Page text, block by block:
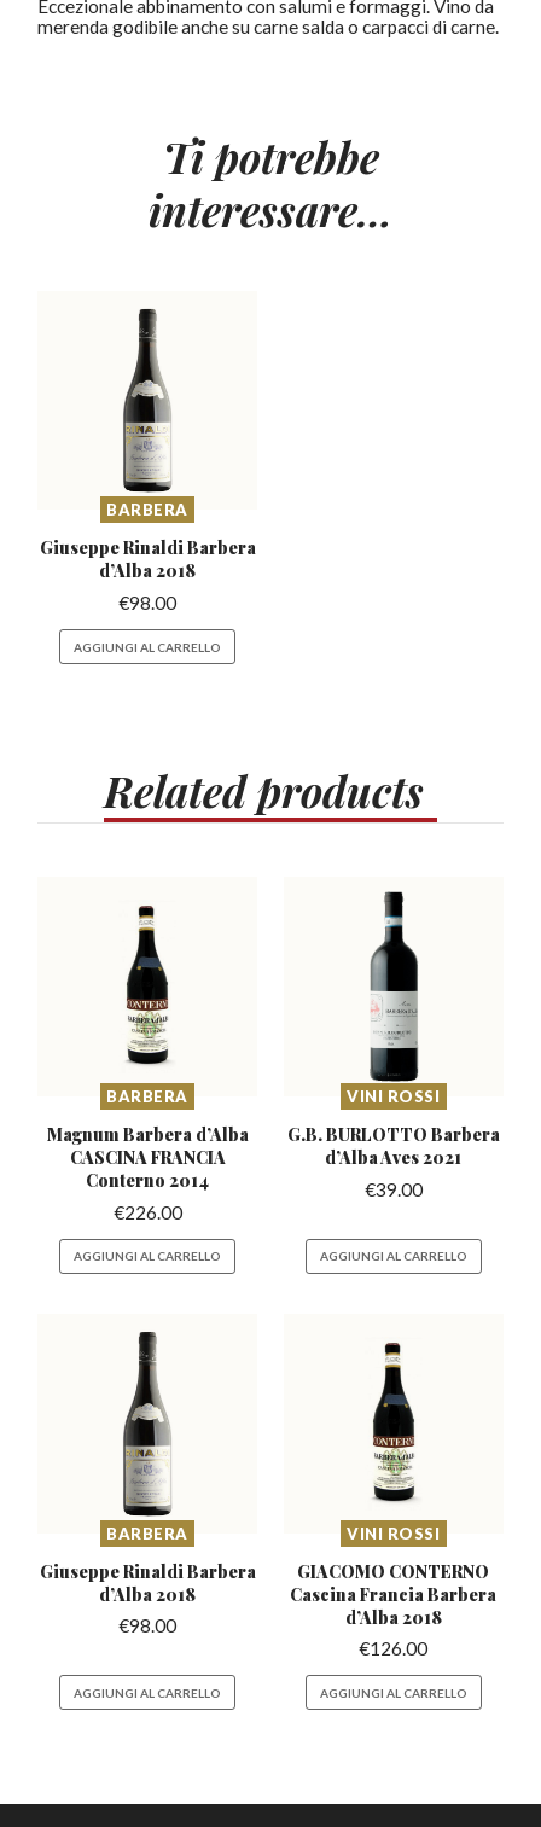
Eccezionale abbinamento con salumi e formaggi. Vino da
merenda godibile anche su carne salda o carpacci di carne.
Ti potrebbe
interessare…
BARBERA
Giuseppe Rinaldi Barbera
d’Alba 2018
€98.00
AGGIUNGI AL CARRELLO
Relatedproducts
BARBERA
Magnum Barbera d’Alba
CASCINA FRANCIA
Conterno 2014
€226.00
AGGIUNGI AL CARRELLO
VINI ROSSI
G.B. BURLOTTO Barbera
d’AlbaAves 2021
€39.00
AGGIUNGI AL CARRELLO
BARBERA
Giuseppe Rinaldi Barbera
d’Alba 2018
€98.00
AGGIUNGI AL CARRELLO
VINI ROSSI
GIACOMO CONTERNO
Cascina FranciaBarbera
d’Alba 2018
€126.00
AGGIUNGI AL CARRELLO